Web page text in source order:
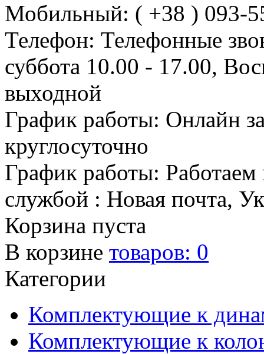
Мобильный: ( +38 ) 093-
Телефон: Телефонные
суббота 10.00 - 17.00,
выходной
График работы: Онлайн
круглосуточно
График работы: Работаем
службой : Новая почта,
Корзина пуста
В корзине товаров: 0
Категории
Комплектующие к
Комплектующие к